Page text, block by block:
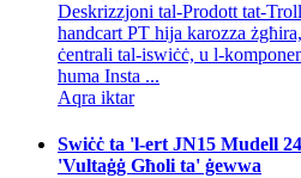
Deskrizzjoni tal-Prodott tat-
handcart PT hija karozza
ċentrali tal-iswiċċ, u l-
huma Insta ...
Aqra iktar
Swiċċ ta 'l-ert JN15 Mudell
'Vultaġġ Għoli ta' ġewwa